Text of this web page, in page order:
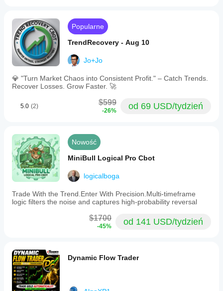
Popularne
TrendRecovery - Aug 10
Jo+Jo
💎 "Turn Market Chaos into Consistent Profit." – Catch Trends.
Recover Losses. Grow Faster. 🚀
5.0 (2) $599
-26% od 69 USD/tydzień
Nowość
MiniBull Logical Pro Cbot
logicalboga
Trade With the Trend.Enter With Precision.Multi-timeframe
logic filters the noise and captures high-probability reversal
$1700
-45% od 141 USD/tydzień
Dynamic Flow Trader